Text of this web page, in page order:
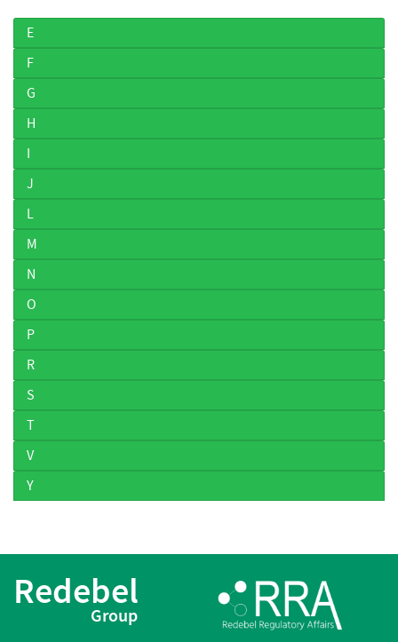
E
F
G
H
I
J
L
M
N
O
P
R
S
T
V
Y
Redebel
Group